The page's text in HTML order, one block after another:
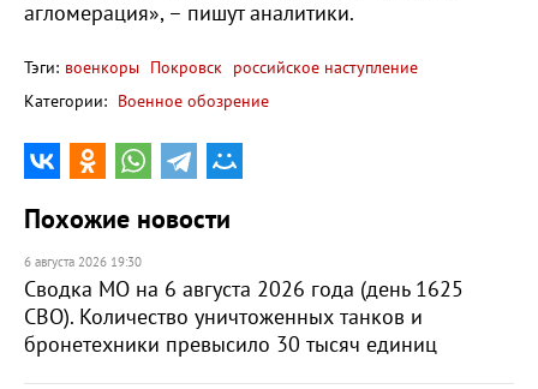
агломерация», – пишут аналитики.
Тэги: военкоры Покровск российское наступление
Категории: Военное обозрение
Похожие новости
6 августа 2026 19:30
Сводка МО на 6 августа 2026 года (день 1625
СВО). Количество уничтоженных танков и
бронетехники превысило 30 тысяч единиц